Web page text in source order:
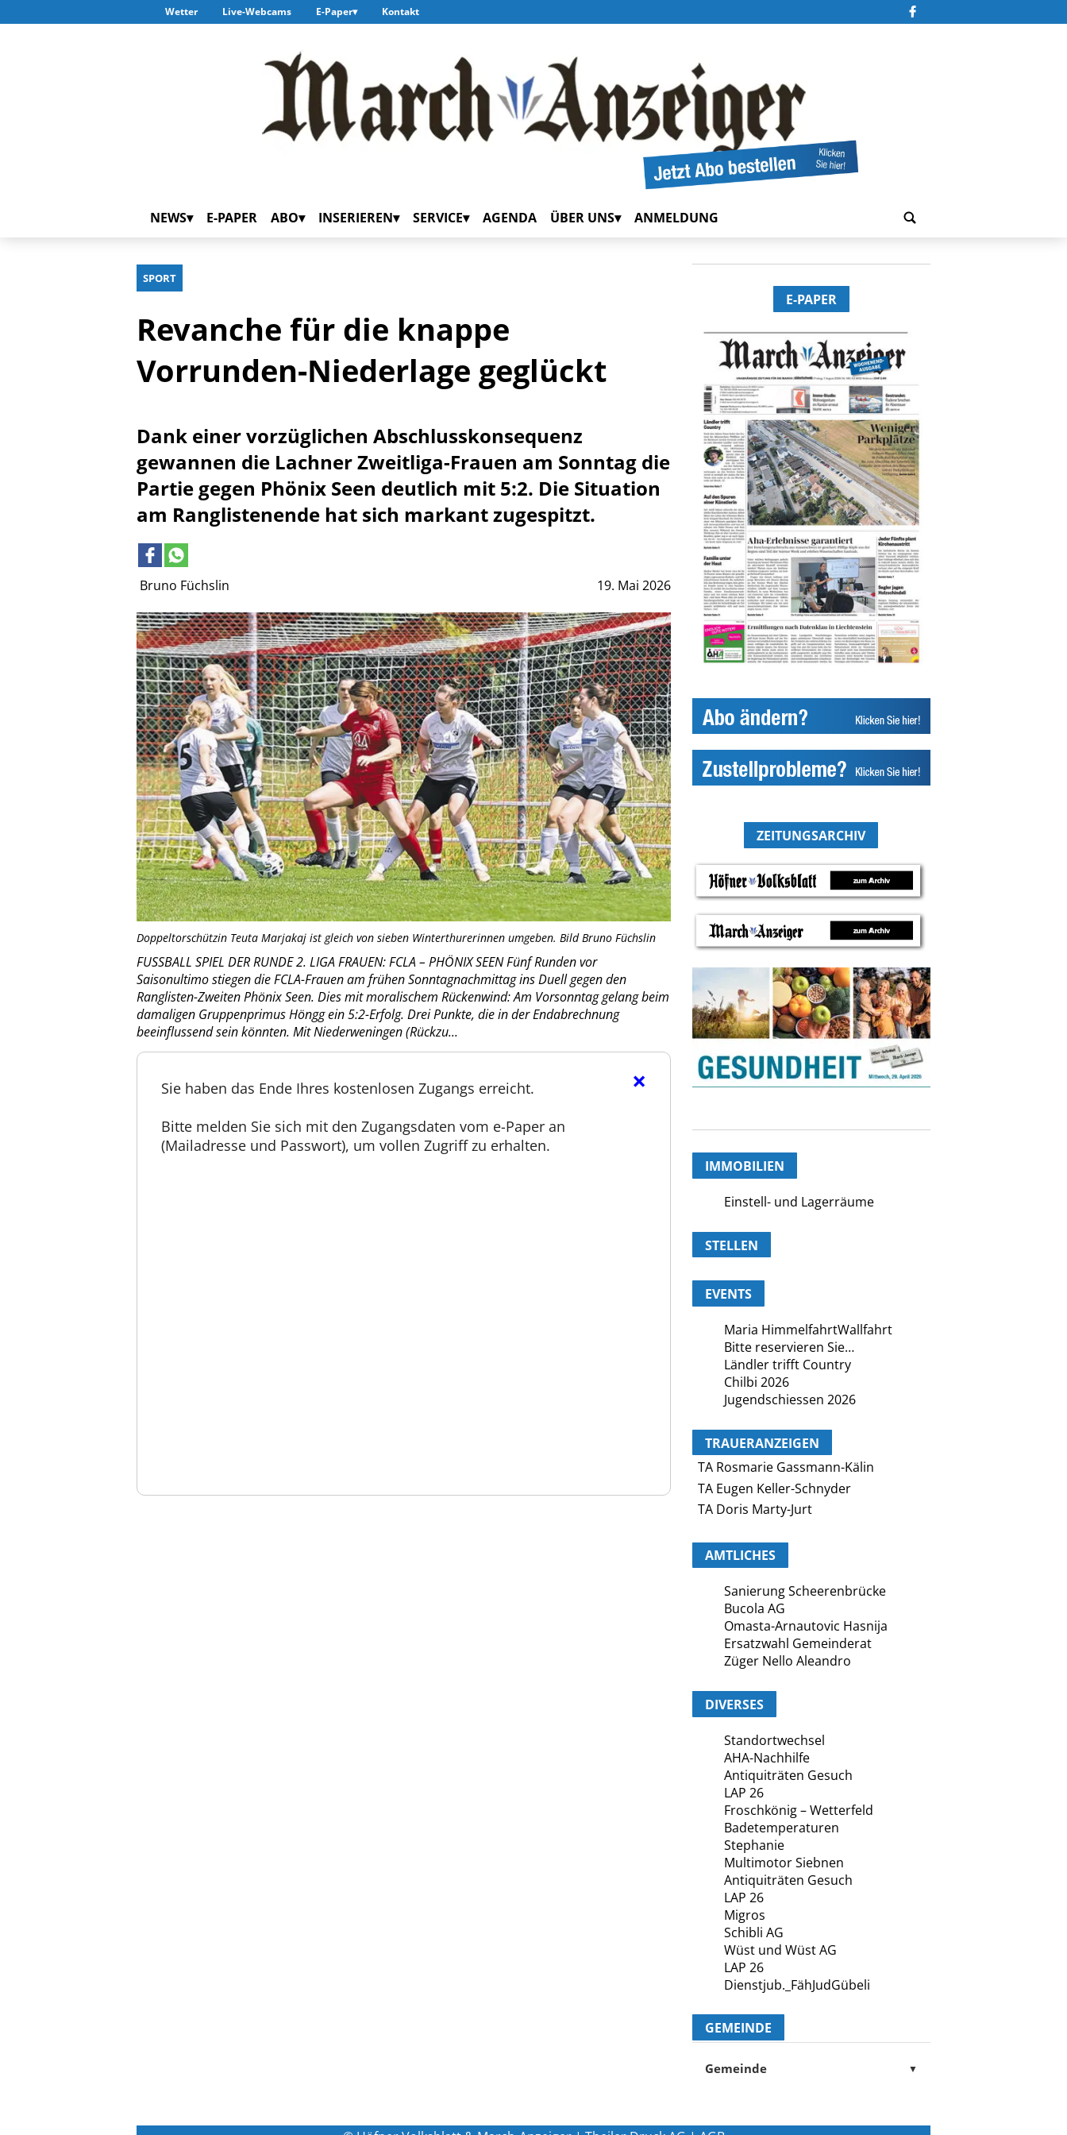
Wetter Live-Webcams E-Paper Kontakt
NEWS E-PAPER ABO INSERIEREN SERVICE AGENDA ÜBER UNS ANMELDUNG
Doppeltorschützin Teuta Marjakaj ist gleich von sieben Winterthurerinnen umgeben. Bild Bruno Füchslin
SPORT
Bruno Füchslin 19. Mai 2026
Revanche für die knappe
Vorrunden-Niederlage geglückt
Dank einer vorzüglichen Abschlusskonsequenz
gewannen die Lachner Zweitliga-Frauen am Sonntag die
Partie gegen Phönix Seen deutlich mit 5:2. Die Situation
am Ranglistenende hat sich markant zugespitzt.
FUSSBALL SPIEL DER RUNDE 2. LIGA FRAUEN: FCLA – PHÖNIX SEEN Fünf Runden vor
Saisonultimo stiegen die FCLA-Frauen am frühen Sonntagnachmittag ins Duell gegen den
Ranglisten-Zweiten Phönix Seen. Dies mit moralischem Rückenwind: Am Vorsonntag gelang beim
damaligen Gruppenprimus Höngg ein 5:2-Erfolg. Drei Punkte, die in der Endabrechnung
beeinflussend sein könnten. Mit Niederweningen (Rückzu...
×
Sie haben das Ende Ihres kostenlosen Zugangs erreicht.
Bitte melden Sie sich mit den Zugangsdaten vom e-Paper an
(Mailadresse und Passwort), um vollen Zugriff zu erhalten.
E-PAPER
ZEITUNGSARCHIV
IMMOBILIEN
Einstell- und Lagerräume
STELLEN
EVENTS
Maria HimmelfahrtWallfahrt
Bitte reservieren Sie…
Ländler trifft Country
Chilbi 2026
Jugendschiessen 2026
TRAUERANZEIGEN
TA Rosmarie Gassmann-Kälin
TA Eugen Keller-Schnyder
TA Doris Marty-Jurt
AMTLICHES
Sanierung Scheerenbrücke
Bucola AG
Omasta-Arnautovic Hasnija
Ersatzwahl Gemeinderat
Züger Nello Aleandro
DIVERSES
Standortwechsel
AHA-Nachhilfe
Antiquiträten Gesuch
LAP 26
Froschkönig – Wetterfeld
Badetemperaturen
Stephanie
Multimotor Siebnen
Antiquiträten Gesuch
LAP 26
Migros
Schibli AG
Wüst und Wüst AG
LAP 26
Dienstjub._FähJudGübeli
GEMEINDE
Gemeinde ▼